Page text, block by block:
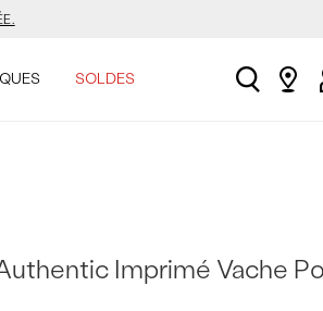
SOLDES search
Imprimé Vache